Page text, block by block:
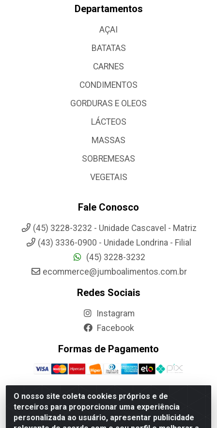
O nosso site coleta cookies próprios e de
terceiros para proporcionar uma experiência
personalizada ao usuário, apresentar publicidade
Departamentos
AÇAI
BATATAS
CARNES
CONDIMENTOS
GORDURAS E OLEOS
LÁCTEOS
MASSAS
SOBREMESAS
VEGETAIS
Fale Conosco
(45) 3228-3232 - Unidade Cascavel - Matriz
(43) 3336-0900 - Unidade Londrina - Filial
(45) 3228-3232
ecommerce@jumboalimentos.com.br
Redes Sociais
Instagram
Facebook
Formas de Pagamento
Jumbo Alimentos Cascavel - Matriz - Rua Itatiba Do Sul, 161 -
Santos Dumont, Cascavel-PR - CEP 85804-700- CNPJ